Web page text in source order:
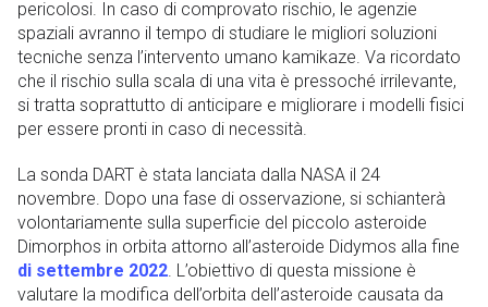
pericolosi. In caso di comprovato rischio, le agenzie
spaziali avranno il tempo di studiare le migliori soluzioni
tecniche senza l’intervento umano kamikaze. Va ricordato
che il rischio sulla scala di una vita è pressoché irrilevante,
si tratta soprattutto di anticipare e migliorare i modelli fisici
per essere pronti in caso di necessità.
La sonda DART è stata lanciata dalla NASA il 24
novembre. Dopo una fase di osservazione, si schianterà
volontariamente sulla superficie del piccolo asteroide
Dimorphos in orbita attorno all’asteroide Didymos alla fine
di settembre 2022. L’obiettivo di questa missione è
valutare la modifica dell’orbita dell’asteroide causata da